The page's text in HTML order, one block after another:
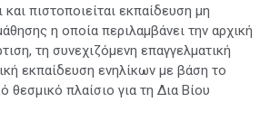
πιστοποιείται εκπαίδευση μη
η οποία περιλαμβάνει την αρχική
τη συνεχιζόμενη επαγγελματική
εκπαίδευση ενηλίκων με βάση το
θεσμικό πλαίσιο για τη Δια Βίου